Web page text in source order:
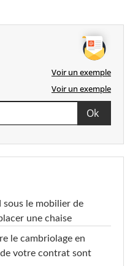
Voir un exemple
Voir un exemple
le mobilier de
une chaise
le cambriolage en
de votre contrat sont